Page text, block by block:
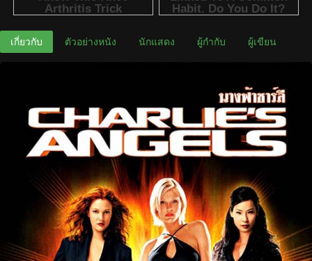
เกี่ยวกับ ตัวอย่างหนัง นักแสดง ผู้กำกับ ผู้เขียน